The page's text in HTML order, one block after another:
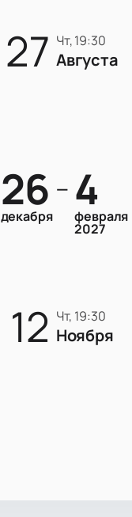
27 чт, 19:30
Августа
26
декабря
— 4
февраля
2027
12 чт, 19:30
Ноября